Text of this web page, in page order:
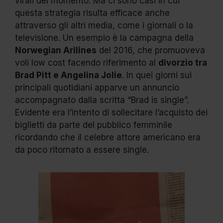
questa strategia risulta efficace anche
attraverso gli altri media, come i giornali o la
televisione. Un esempio è la campagna della
Norwegian Arilines del 2016, che promuoveva
voli low cost facendo riferimento al divorzio tra
Brad Pitt e Angelina Jolie. In quei giorni sui
principali quotidiani apparve un annuncio
accompagnato dalla scritta “Brad is single”.
Evidente era l’intento di sollecitare l’acquisto dei
biglietti da parte del pubblico femminile
ricordando che il celebre attore americano era
da poco ritornato a essere single.